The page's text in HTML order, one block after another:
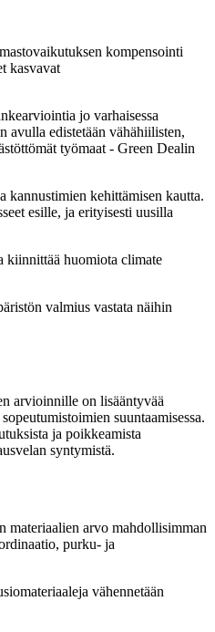
kompensointi
kasvavat
jo varhaisessa
avulla edistetään vähähiilisten,
työmaat - Green Dealin
kehittämisen kautta.
esille, ja erityisesti uusilla
kiinnittää huomiota climate
valmius vastata näihin
arvioinnille on lisääntyvää
suuntaamisessa.
ja poikkeamista
syntymistä.
materiaalien arvo mahdollisimman
purku- ja
vähennetään